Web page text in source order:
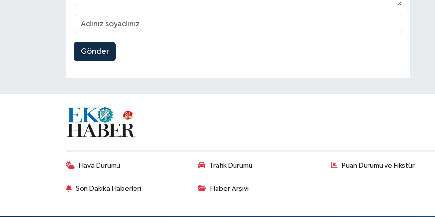
Gönder
Hava Durumu Trafik Durumu Puan Durumu ve Fikstür
Son Dakika Haberleri Haber Arşivi